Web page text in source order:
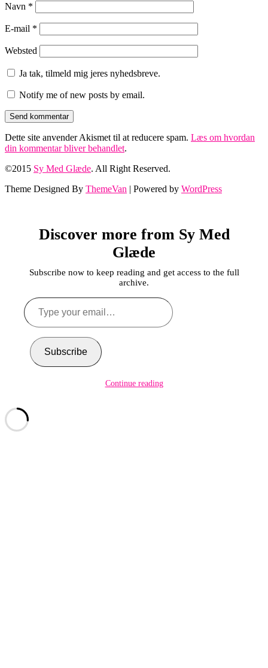
Navn *
E-mail *
Websted
Ja tak, tilmeld mig jeres nyhedsbreve.
Notify me of new posts by email.
Dette site anvender Akismet til at reducere spam. Læs om hvordan
din kommentar bliver behandlet.
©2015 Sy Med Glæde. All Right Reserved.
Theme Designed By ThemeVan | Powered by WordPress
Discover more from Sy Med
Glæde
Subscribe now to keep reading and get access to the full
archive.
Type
your
email…
Subscribe
Continue reading